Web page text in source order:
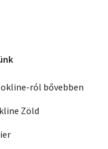
ról bővebben
Zöld